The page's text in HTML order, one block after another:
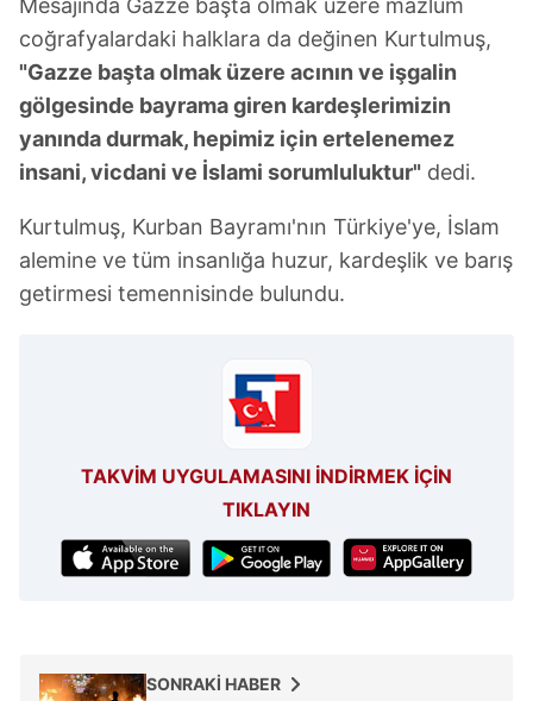
Mesajında Gazze başta olmak üzere mazlum
coğrafyalardaki halklara da değinen Kurtulmuş,
"Gazze başta olmak üzere acının ve işgalin
gölgesinde bayrama giren kardeşlerimizin
yanında durmak, hepimiz için ertelenemez
insani, vicdani ve İslami sorumluluktur" dedi.
Kurtulmuş, Kurban Bayramı'nın Türkiye'ye, İslam
alemine ve tüm insanlığa huzur, kardeşlik ve barış
getirmesi temennisinde bulundu.
TAKVİM UYGULAMASINI İNDİRMEK İÇİN
TIKLAYIN
SONRAKİ HABER